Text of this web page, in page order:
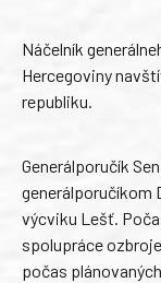
Náčelník
Hercegoviny
republiku.
Generálporučík
generálporučíkom
výcviku Lešť.
spolupráce
počas